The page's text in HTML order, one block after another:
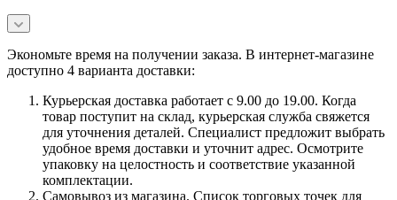
Экономьте время на получении заказа. В интернет-магазине
доступно 4 варианта доставки:
Курьерская доставка работает с 9.00 до 19.00. Когда
товар поступит на склад, курьерская служба свяжется
для уточнения деталей. Специалист предложит выбрать
удобное время доставки и уточнит адрес. Осмотрите
упаковку на целостность и соответствие указанной
комплектации.
Самовывоз из магазина. Список торговых точек для